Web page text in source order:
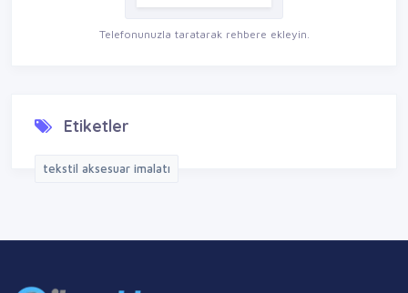
Telefonunuzla taratarak rehbere ekleyin.
Etiketler
tekstil aksesuar imalatı